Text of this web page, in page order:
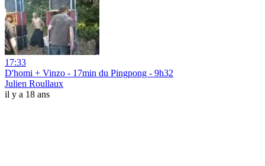
17:33
D'homi + Vinzo - 17min du Pingpong - 9h32
Julien Roullaux
il y a 18 ans